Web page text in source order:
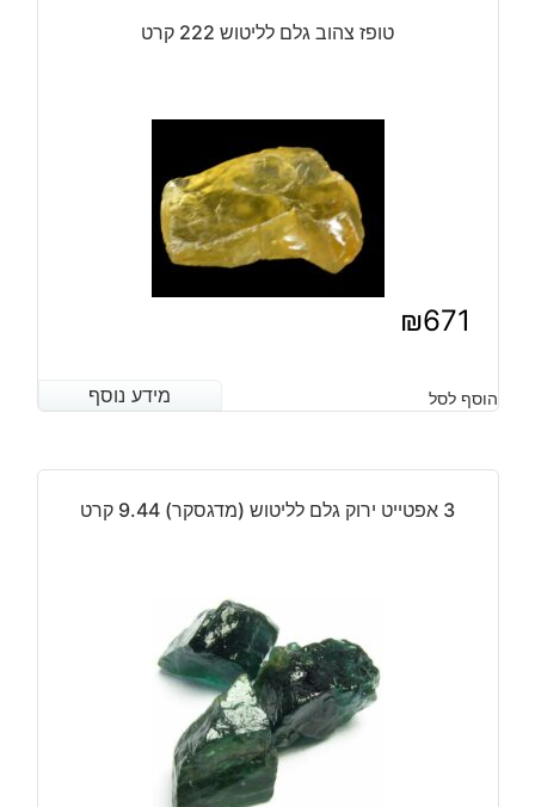
16-
טופז צהוב גלם לליטוש 222 קרט
₪671
מידע נוסף הוסף לסל מידע נוסף
3 אפטייט ירוק גלם לליטוש (מדגסקר) 9.44 קרט